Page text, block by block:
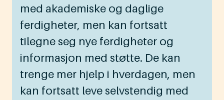
med akademiske og daglige
ferdigheter, men kan fortsatt
tilegne seg nye ferdigheter og
informasjon med støtte. De kan
trenge mer hjelp i hverdagen, men
kan fortsatt leve selvstendig med